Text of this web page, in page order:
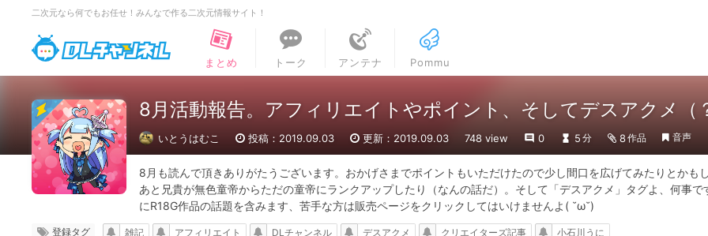
二次元なら何でもお任せ！みんなで作る二次元情報サイト！
DLチャンネル
まとめ
トーク アンテナ Pommu
8月活動報告。アフィリエイトやポイント、そしてデスアクメ（
いとうはむこ 投稿：2019.09.03 更新：2019.09.03 748 view 0 5 分 8作品 音声
8月も読んで頂きありがたうございます。おかげさまでポイントもいただけたので少し間口を広げてみたりとかも
あと兄貴が無色童帝からただの童帝にランクアップしたり（なんの話だ）。そして「デスアクメ」タグよ、何事で
にR18G作品の話題を含みます、苦手な方は販売ページをクリックしてはいけませんよ( ˘ω˘)
登録タグ 雑記 アフィリエイト DLチャンネル デスアクメ クリエイターズ記事 小石川うに